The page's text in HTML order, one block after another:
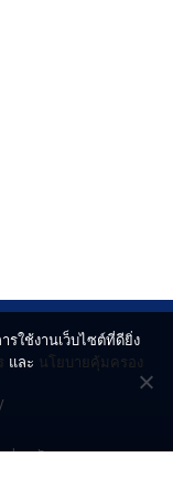
ช่วยกัน
รใช้งานเว็บไซต์ที่ดียิ่ง
และ นโยบายคุ้มครอง